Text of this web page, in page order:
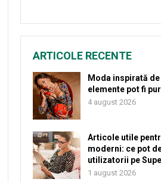
ARTICOLE RECENTE
Moda inspirată de
elemente pot fi
4 august 2026
Articole utile
moderni: ce pot
utilizatorii pe
1 august 2026